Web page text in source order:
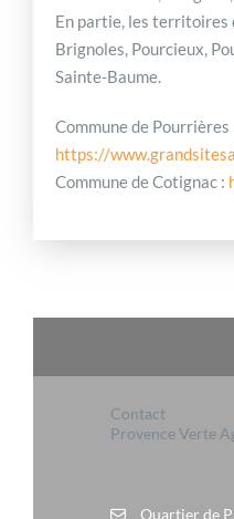
En partie, les territoires
Brignoles, Pourcieux,
Sainte-Baume.
Commune de Pourrières
https://
Commune de Cotignac :
Contact
Provence Verte
Quartier de